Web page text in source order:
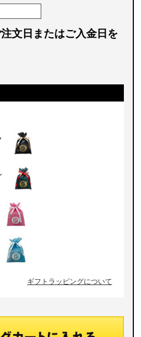
文日またはご入金日を
ギフトラッピングについて